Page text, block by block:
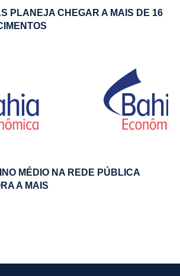
PLANEJA CHEGAR A MAIS DE 16
MÉDIO NA REDE PÚBLICA
A MAIS